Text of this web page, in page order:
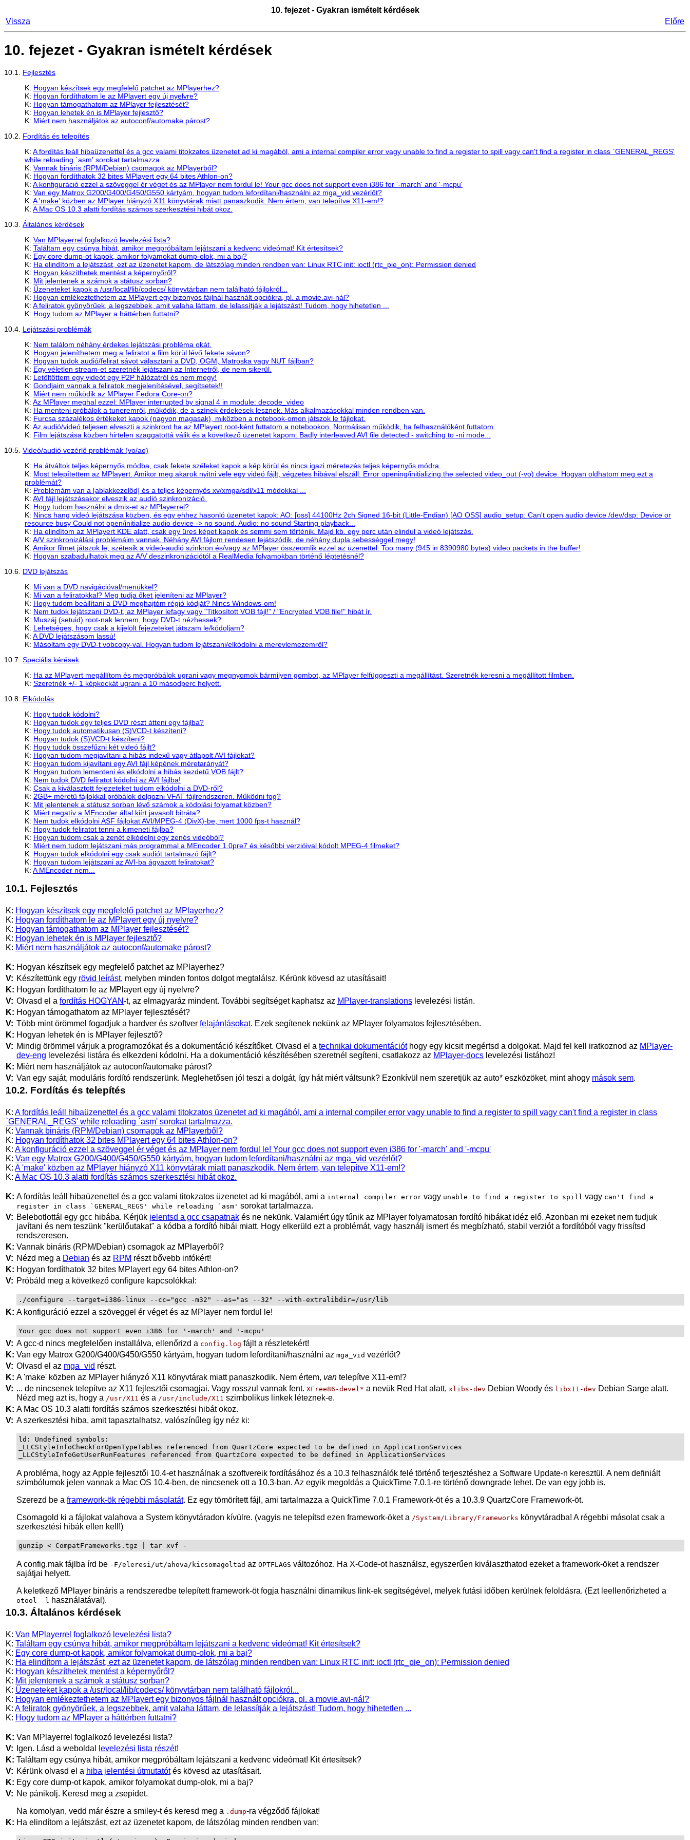
10. fejezet - Gyakran ismételt kérdések
Vissza
Előre
10. fejezet - Gyakran ismételt kérdések
10.1. Fejlesztés
K: Hogyan készítsek egy megfelelő patchet az MPlayerhez?
K: Hogyan fordíthatom le az MPlayert egy új nyelvre?
K: Hogyan támogathatom az MPlayer fejlesztését?
K: Hogyan lehetek én is MPlayer fejlesztő?
K: Miért nem használjátok az autoconf/automake párost?
10.2. Fordítás és telepítés
K: A fordítás leáll hibaüzenettel és a gcc valami titokzatos üzenetet ad ki magából, ami a internal compiler error vagy unable to find a register to spill vagy can't find a register in class `GENERAL_REGS'
while reloading `asm' sorokat tartalmazza.
K: Vannak bináris (RPM/Debian) csomagok az MPlayerből?
K: Hogyan fordíthatok 32 bites MPlayert egy 64 bites Athlon-on?
K: A konfiguráció ezzel a szöveggel ér véget és az MPlayer nem fordul le! Your gcc does not support even i386 for '-march' and '-mcpu'
K: Van egy Matrox G200/G400/G450/G550 kártyám, hogyan tudom lefordítani/használni az mga_vid vezérlőt?
K: A 'make' közben az MPlayer hiányzó X11 könyvtárak miatt panaszkodik. Nem értem, van telepítve X11-em!?
K: A Mac OS 10.3 alatti fordítás számos szerkesztési hibát okoz.
10.3. Általános kérdések
K: Van MPlayerrel foglalkozó levelezési lista?
K: Találtam egy csúnya hibát, amikor megpróbáltam lejátszani a kedvenc videómat! Kit értesítsek?
K: Egy core dump-ot kapok, amikor folyamokat dump-olok, mi a baj?
K: Ha elindítom a lejátszást, ezt az üzenetet kapom, de látszólag minden rendben van: Linux RTC init: ioctl (rtc_pie_on): Permission denied
K: Hogyan készíthetek mentést a képernyőről?
K: Mit jelentenek a számok a státusz sorban?
K: Üzeneteket kapok a /usr/local/lib/codecs/ könyvtárban nem található fájlokról...
K: Hogyan emlékeztethetem az MPlayert egy bizonyos fájlnál használt opciókra, pl. a movie.avi-nál?
K: A feliratok gyönyörűek, a legszebbek, amit valaha láttam, de lelassítják a lejátszást! Tudom, hogy hihetetlen ...
K: Hogy tudom az MPlayer a háttérben futtatni?
10.4. Lejátszási problémák
K: Nem találom néhány érdekes lejátszási probléma okát.
K: Hogyan jeleníthetem meg a feliratot a film körül lévő fekete sávon?
K: Hogyan tudok audió/felirat sávot választani a DVD, OGM, Matroska vagy NUT fájlban?
K: Egy véletlen stream-et szeretnék lejátszani az Internetről, de nem sikerül.
K: Letöltöttem egy videót egy P2P hálózatról és nem megy!
K: Gondjaim vannak a feliratok megjelenítésével, segítsetek!!
K: Miért nem működik az MPlayer Fedora Core-on?
K: Az MPlayer meghal ezzel: MPlayer interrupted by signal 4 in module: decode_video
K: Ha menteni próbálok a tuneremről, működik, de a színek érdekesek lesznek. Más alkalmazásokkal minden rendben van.
K: Furcsa százalékos értékeket kapok (nagyon magasak), miközben a notebook-omon játszok le fájlokat.
K: Az audió/videó teljesen elveszti a szinkront ha az MPlayert root-ként futtatom a notebookon. Normálisan működik, ha felhasználóként futtatom.
K: Film lejátszása közben hirtelen szaggatottá válik és a következő üzenetet kapom: Badly interleaved AVI file detected - switching to -ni mode...
10.5. Videó/audió vezérlő problémák (vo/ao)
K: Ha átváltok teljes képernyős módba, csak fekete széleket kapok a kép körül és nincs igazi méretezés teljes képernyős módra.
K: Most telepítettem az MPlayert. Amikor meg akarok nyitni vele egy videó fájlt, végzetes hibával elszáll: Error opening/initializing the selected video_out (-vo) device. Hogyan oldhatom meg ezt a
problémát?
K: Problémám van a [ablakkezelőd] és a teljes képernyős xv/xmga/sdl/x11 módokkal ...
K: AVI fájl lejátszásakor elveszik az audió szinkronizáció.
K: Hogy tudom használni a dmix-et az MPlayerrel?
K: Nincs hang videó lejátszása közben, és egy ehhez hasonló üzenetet kapok: AO: [oss] 44100Hz 2ch Signed 16-bit (Little-Endian) [AO OSS] audio_setup: Can't open audio device /dev/dsp: Device or
resource busy Could not open/initialize audio device -> no sound. Audio: no sound Starting playback...
K: Ha elindítom az MPlayert KDE alatt, csak egy üres képet kapok és semmi sem történik. Majd kb. egy perc után elindul a videó lejátszás.
K: A/V szinkronizálási problémáim vannak. Néhány AVI fájlom rendesen lejátszódik, de néhány dupla sebességgel megy!
K: Amikor filmet játszok le, szétesik a videó-audió szinkron és/vagy az MPlayer összeomlik ezzel az üzenettel: Too many (945 in 8390980 bytes) video packets in the buffer!
K: Hogyan szabadulhatok meg az A/V deszinkronizációtól a RealMedia folyamokban történő léptetésnél?
10.6. DVD lejátszás
K: Mi van a DVD navigációval/menükkel?
K: Mi van a feliratokkal? Meg tudja őket jeleníteni az MPlayer?
K: Hogy tudom beállítani a DVD meghajtóm régió kódját? Nincs Windows-om!
K: Nem tudok lejátszani DVD-t, az MPlayer lefagy vagy "Titkosított VOB fájl!" / "Encrypted VOB file!" hibát ír.
K: Muszáj (setuid) root-nak lennem, hogy DVD-t nézhessek?
K: Lehetséges, hogy csak a kijelölt fejezeteket játszam le/kódoljam?
K: A DVD lejátszásom lassú!
K: Másoltam egy DVD-t vobcopy-val. Hogyan tudom lejátszani/elkódolni a merevlemezemről?
10.7. Speciális kérések
K: Ha az MPlayert megállítom és megpróbálok ugrani vagy megnyomok bármilyen gombot, az MPlayer felfüggeszti a megállítást. Szeretnék keresni a megállított filmben.
K: Szeretnék +/- 1 képkockát ugrani a 10 másodperc helyett.
10.8. Elkódolás
K: Hogy tudok kódolni?
K: Hogyan tudok egy teljes DVD részt átteni egy fájlba?
K: Hogy tudok automatikusan (S)VCD-t készíteni?
K: Hogyan tudok (S)VCD-t készíteni?
K: Hogy tudok összefűzni két videó fájlt?
K: Hogyan tudom megjavítani a hibás indexű vagy átlapolt AVI fájlokat?
K: Hogyan tudom kijavítani egy AVI fájl képének méretarányát?
K: Hogyan tudom lementeni és elkódolni a hibás kezdetű VOB fájlt?
K: Nem tudok DVD feliratot kódolni az AVI fájlba!
K: Csak a kiválasztott fejezeteket tudom elkódolni a DVD-ről?
K: 2GB+ méretű fájlokkal próbálok dolgozni VFAT fájlrendszeren. Működni fog?
K: Mit jelentenek a státusz sorban lévő számok a kódolási folyamat közben?
K: Miért negatív a MEncoder által kiírt javasolt bitráta?
K: Nem tudok elkódolni ASF fájlokat AVI/MPEG-4 (DivX)-be, mert 1000 fps-t használ?
K: Hogy tudok feliratot tenni a kimeneti fájlba?
K: Hogyan tudom csak a zenét elkódolni egy zenés videóból?
K: Miért nem tudom lejátszani más programmal a MEncoder 1.0pre7 és későbbi verzióival kódolt MPEG-4 filmeket?
K: Hogyan tudok elkódolni egy csak audiót tartalmazó fájlt?
K: Hogyan tudom lejátszani az AVI-ba ágyazott feliratokat?
K: A MEncoder nem...
10.1. Fejlesztés
K: Hogyan készítsek egy megfelelő patchet az MPlayerhez?
K: Hogyan fordíthatom le az MPlayert egy új nyelvre?
K: Hogyan támogathatom az MPlayer fejlesztését?
K: Hogyan lehetek én is MPlayer fejlesztő?
K: Miért nem használjátok az autoconf/automake párost?
K: Hogyan készítsek egy megfelelő patchet az MPlayerhez?
V: Készítettünk egy rövid leírást, melyben minden fontos dolgot megtalálsz. Kérünk kövesd az utasításait!
K: Hogyan fordíthatom le az MPlayert egy új nyelvre?
V: Olvasd el a fordítás HOGYAN-t, az elmagyaráz mindent. További segítséget kaphatsz az MPlayer-translations levelezési listán.
K: Hogyan támogathatom az MPlayer fejlesztését?
V: Több mint örömmel fogadjuk a hardver és szoftver felajánlásokat. Ezek segítenek nekünk az MPlayer folyamatos fejlesztésében.
K: Hogyan lehetek én is MPlayer fejlesztő?
V: Mindig örömmel várjuk a programozókat és a dokumentáció készítőket. Olvasd el a technikai dokumentációthogy egy kicsit megértsd a dolgokat. Majd fel kell iratkoznod az MPlayer-
dev-eng levelezési listára és elkezdeni kódolni. Ha a dokumentáció készítésében szeretnél segíteni, csatlakozz az MPlayer-docs levelezési listához!
K: Miért nem használjátok az autoconf/automake párost?
V: Van egy saját, moduláris fordító rendszerünk. Meglehetősen jól teszi a dolgát, így hát miért váltsunk? Ezonkívül nem szeretjük az auto* eszközöket, mint ahogy mások sem.
10.2. Fordítás és telepítés
K: A fordítás leáll hibaüzenettel és a gcc valami titokzatos üzenetet ad ki magából, ami a internal compiler error vagy unable to find a register to spill vagy can't find a register in class
`GENERAL_REGS' while reloading `asm' sorokat tartalmazza.
K: Vannak bináris (RPM/Debian) csomagok az MPlayerből?
K: Hogyan fordíthatok 32 bites MPlayert egy 64 bites Athlon-on?
K: A konfiguráció ezzel a szöveggel ér véget és az MPlayer nem fordul le! Your gcc does not support even i386 for '-march' and '-mcpu'
K: Van egy Matrox G200/G400/G450/G550 kártyám, hogyan tudom lefordítani/használni az mga_vid vezérlőt?
K: A 'make' közben az MPlayer hiányzó X11 könyvtárak miatt panaszkodik. Nem értem, van telepítve X11-em!?
K: A Mac OS 10.3 alatti fordítás számos szerkesztési hibát okoz.
K: A fordítás leáll hibaüzenettel és a gcc valami titokzatos üzenetet ad ki magából, ami a internal compiler error vagy unable to find a register to spill vagy can't find a
register in class `GENERAL_REGS' while reloading `asm' sorokat tartalmazza.
V: Belebotlottál egy gcc hibába. Kérjük jelentsd a gcc csapatnak és ne nekünk. Valamiért úgy tűnik az MPlayer folyamatosan fordító hibákat idéz elő. Azonban mi ezeket nem tudjuk
javítani és nem teszünk "kerülőutakat" a kódba a fordító hibái miatt. Hogy elkerüld ezt a problémát, vagy használj ismert és megbízható, stabil verziót a fordítóból vagy frissítsd
rendszeresen.
K: Vannak bináris (RPM/Debian) csomagok az MPlayerből?
V: Nézd meg a Debian és az RPM részt bővebb infókért!
K: Hogyan fordíthatok 32 bites MPlayert egy 64 bites Athlon-on?
V: Próbáld meg a következő configure kapcsolókkal:
K: A konfiguráció ezzel a szöveggel ér véget és az MPlayer nem fordul le!
Your gcc does not support even i386 for '-march' and '-mcpu'
V: A gcc-d nincs megfelelően installálva, ellenőrizd a config.log fájlt a részletekért!
K: Van egy Matrox G200/G400/G450/G550 kártyám, hogyan tudom lefordítani/használni az mga_vid vezérlőt?
V: Olvasd el az mga_vid részt.
K: A 'make' közben az MPlayer hiányzó X11 könyvtárak miatt panaszkodik. Nem értem, van telepítve X11-em!?
V: ... de nincsenek telepítve az X11 fejlesztői csomagjai. Vagy rosszul vannak fent. XFree86-devel* a nevük Red Hat alatt, xlibs-dev Debian Woody és libx11-dev Debian Sarge alatt.
Nézd meg azt is, hogy a /usr/X11 és a /usr/include/X11 szimbolikus linkek léteznek-e.
K: A Mac OS 10.3 alatti fordítás számos szerkesztési hibát okoz.
V: A szerkesztési hiba, amit tapasztalhatsz, valószínűleg így néz ki:
ld: Undefined symbols:
_LLCStyleInfoCheckForOpenTypeTables referenced from QuartzCore expected to be defined in ApplicationServices
A probléma, hogy az Apple fejlesztői 10.4-et használnak a szoftvereik fordításához és a 10.3 felhasználók felé történő terjesztéshez a Software Update-n keresztül. A nem definiált
szimbólumok jelen vannak a Mac OS 10.4-ben, de nincsenek ott a 10.3-ban. Az egyik megoldás a QuickTime 7.0.1-re történő downgrade lehet. De van egy jobb is.
Szerezd be a framework-ök régebbi másolatát. Ez egy tömörített fájl, ami tartalmazza a QuickTime 7.0.1 Framework-öt és a 10.3.9 QuartzCore Framework-öt.
Csomagold ki a fájlokat valahova a System könyvtáradon kívülre. (vagyis ne telepítsd ezen framework-öket a /System/Library/Frameworks könyvtáradba! A régebbi másolat csak a
szerkesztési hibák ellen kell!)
gunzip < CompatFrameworks.tgz | tar xvf -
A config.mak fájlba írd be -F/eleresi/ut/ahova/kicsomagoltad az OPTFLAGS változóhoz. Ha X-Code-ot használsz, egyszerűen kiválaszthatod ezeket a framework-öket a rendszer
sajátjai helyett.
A keletkező MPlayer bináris a rendszeredbe telepített framework-öt fogja használni dinamikus link-ek segítségével, melyek futási időben kerülnek feloldásra. (Ezt leellenőrizheted a
otool -l használatával).
10.3. Általános kérdések
K: Van MPlayerrel foglalkozó levelezési lista?
K: Találtam egy csúnya hibát, amikor megpróbáltam lejátszani a kedvenc videómat! Kit értesítsek?
K: Egy core dump-ot kapok, amikor folyamokat dump-olok, mi a baj?
K: Ha elindítom a lejátszást, ezt az üzenetet kapom, de látszólag minden rendben van: Linux RTC init: ioctl (rtc_pie_on): Permission denied
K: Hogyan készíthetek mentést a képernyőről?
K: Mit jelentenek a számok a státusz sorban?
K: Üzeneteket kapok a /usr/local/lib/codecs/ könyvtárban nem található fájlokról...
K: Hogyan emlékeztethetem az MPlayert egy bizonyos fájlnál használt opciókra, pl. a movie.avi-nál?
K: A feliratok gyönyörűek, a legszebbek, amit valaha láttam, de lelassítják a lejátszást! Tudom, hogy hihetetlen ...
K: Hogy tudom az MPlayer a háttérben futtatni?
K: Van MPlayerrel foglalkozó levelezési lista?
V:
Igen. Lásd a weboldal levelezési lista részét!
K: Találtam egy csúnya hibát, amikor megpróbáltam lejátszani a kedvenc videómat! Kit értesítsek?
V: Kérünk olvasd el a hiba jelentési útmutatótés kövesd az utasításait.
K: Egy core dump-ot kapok, amikor folyamokat dump-olok, mi a baj?
V: Ne pánikolj. Keresd meg a zsepidet.
Na komolyan, vedd már észre a smiley-t és keresd meg a .dump-ra végződő fájlokat!
K: Ha elindítom a lejátszást, ezt az üzenetet kapom, de látszólag minden rendben van: